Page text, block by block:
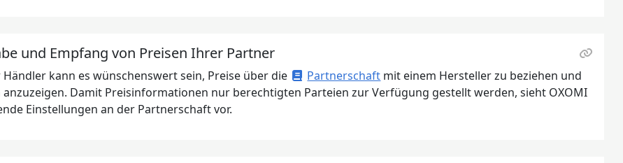
und Empfang von Preisen Ihrer Partner
kann es wünschenswert sein, Preise über die Partnerschaft mit einem Hersteller zu beziehen und
anzuzeigen. Damit Preisinformationen nur berechtigten Parteien zur Verfügung gestellt werden, sieht OXOMI
Einstellungen an der Partnerschaft vor.